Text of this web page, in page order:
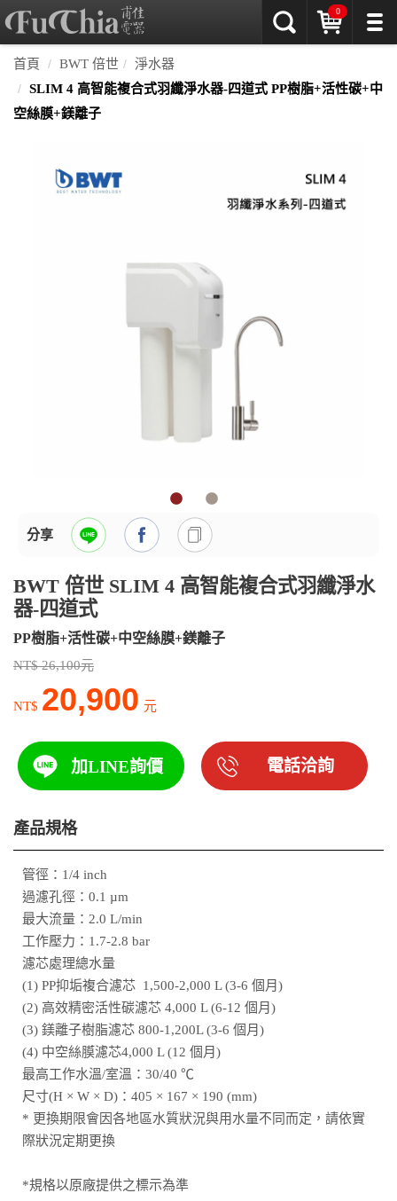
0
首頁 BWT 倍世
淨水器
SLIM 4 高智能複合式羽纖淨水器-四道式 PP樹脂+活性碳+中
空絲膜+鎂離子
分享
BWT 倍世 SLIM 4 高智能複合式羽纖淨水
器-四道式
PP樹脂+活性碳+中空絲膜+鎂離子
NT$ 26,100元
NT$ 20,900 元
加LINE詢價 電話洽詢
產品規格
管徑：1/4 inch
過濾孔徑：0.1 µm
最大流量：2.0 L/min
工作壓力：1.7-2.8 bar
濾芯處理總水量
(1) PP抑垢複合濾芯 1,500-2,000 L (3-6 個月)
(2) 高效精密活性碳濾芯 4,000 L (6-12 個月)
(3) 鎂離子樹脂濾芯 800-1,200L (3-6 個月)
(4) 中空絲膜濾芯4,000 L (12 個月)
最高工作水溫/室溫：30/40 ℃
尺寸(H × W × D)：405 × 167 × 190 (mm)
* 更換期限會因各地區水質狀況與用水量不同而定，請依實
際狀況定期更換
*規格以原廠提供之標示為準